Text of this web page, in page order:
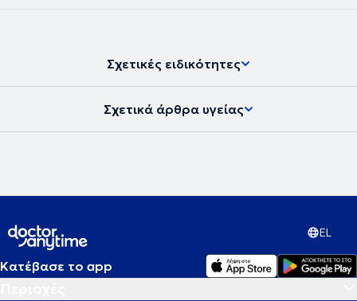
Σχετικές ειδικότητες
Σχετικά άρθρα υγείας
EL
Κατέβασε το app